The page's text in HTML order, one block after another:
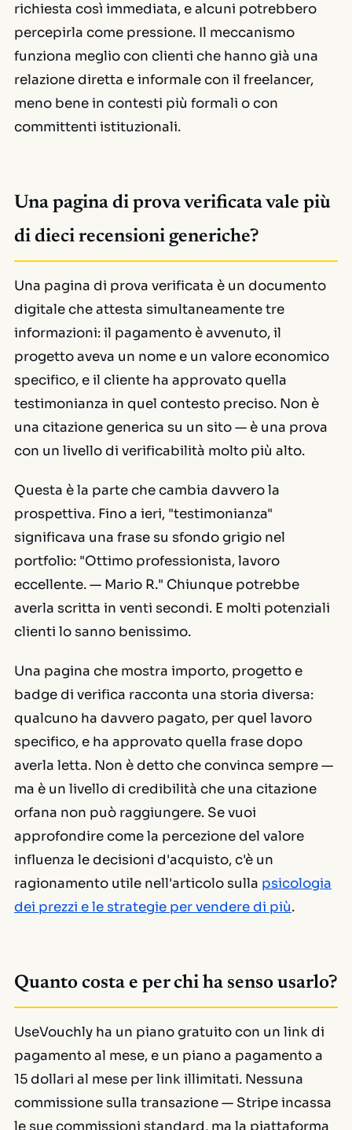
richiesta così immediata, e alcuni potrebbero
percepirla come pressione. Il meccanismo
funziona meglio con clienti che hanno già una
relazione diretta e informale con il freelancer,
meno bene in contesti più formali o con
committenti istituzionali.
Una pagina di prova verificata vale più
di dieci recensioni generiche?
Una pagina di prova verificata è un documento
digitale che attesta simultaneamente tre
informazioni: il pagamento è avvenuto, il
progetto aveva un nome e un valore economico
specifico, e il cliente ha approvato quella
testimonianza in quel contesto preciso. Non è
una citazione generica su un sito — è una prova
con un livello di verificabilità molto più alto.
Questa è la parte che cambia davvero la
prospettiva. Fino a ieri, "testimonianza"
significava una frase su sfondo grigio nel
portfolio: "Ottimo professionista, lavoro
eccellente. — Mario R." Chiunque potrebbe
averla scritta in venti secondi. E molti potenziali
clienti lo sanno benissimo.
Una pagina che mostra importo, progetto e
badge di verifica racconta una storia diversa:
qualcuno ha davvero pagato, per quel lavoro
specifico, e ha approvato quella frase dopo
averla letta. Non è detto che convinca sempre —
ma è un livello di credibilità che una citazione
orfana non può raggiungere. Se vuoi
approfondire come la percezione del valore
influenza le decisioni d'acquisto, c'è un
ragionamento utile nell'articolo sulla psicologia
dei prezzi e le strategie per vendere di più.
Quanto costa e per chi ha senso usarlo?
UseVouchly ha un piano gratuito con un link di
pagamento al mese, e un piano a pagamento a
15 dollari al mese per link illimitati. Nessuna
commissione sulla transazione — Stripe incassa
le sue commissioni standard, ma la piattaforma